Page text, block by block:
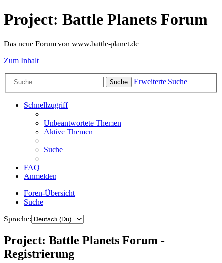
Project: Battle Planets Forum
Das neue Forum von www.battle-planet.de
Zum Inhalt
Suche Erweiterte Suche
Schnellzugriff
Unbeantwortete Themen
Aktive Themen
Suche
FAQ
Anmelden
Foren-Übersicht
Suche
Sprache:
Project: Battle Planets Forum -
Registrierung